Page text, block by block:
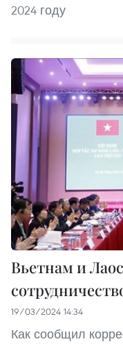
2024 году
Вьетнам и
19/03/2024 14:34
Как сообщил